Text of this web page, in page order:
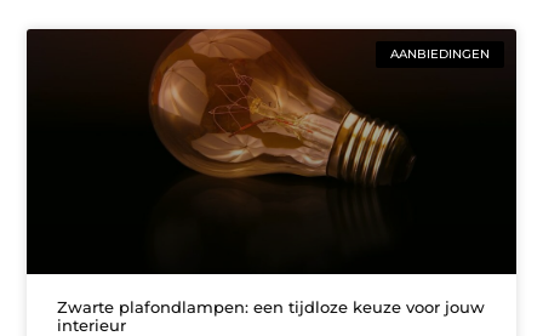
AANBIEDINGEN
Zwarte plafondlampen: een tijdloze keuze voor jouw
interieur